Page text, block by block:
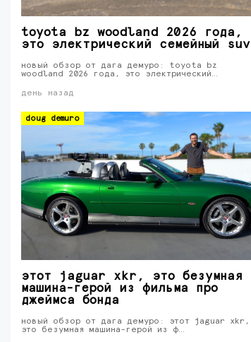
toyota bz woodland 2026 года,
это электрический семейный suv
новый обзор от дага демуро: toyota bz
woodland 2026 года, это электрический…
день назад
doug demuro
этот jaguar xkr, это безумная
машина-герой из фильма про
джеймса бонда
новый обзор от дага демуро: этот jaguar xkr,
это безумная машина-герой из ф…